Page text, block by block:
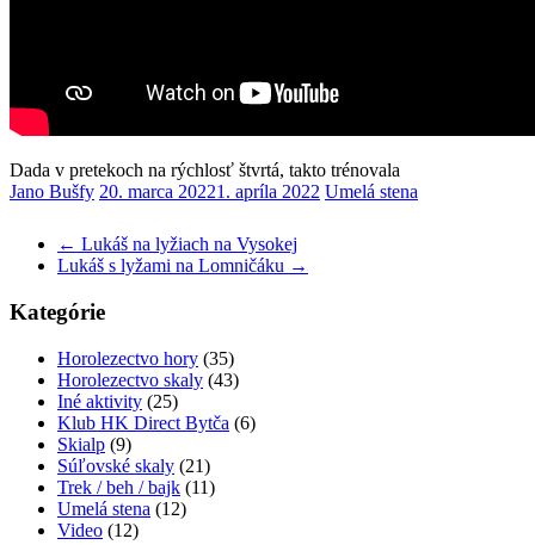
Dada v pretekoch na rýchlosť štvrtá, takto trénovala
Jano Bušfy 20. marca 20221. apríla 2022 Umelá stena
← Lukáš na lyžiach na Vysokej
Lukáš s lyžami na Lomničáku →
Kategórie
Horolezectvo hory (35)
Horolezectvo skaly (43)
Iné aktivity (25)
Klub HK Direct Bytča (6)
Skialp (9)
Súľovské skaly (21)
Trek / beh / bajk (11)
Umelá stena (12)
Video (12)